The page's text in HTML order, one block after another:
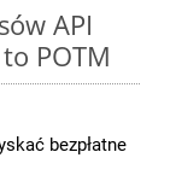
API
POTM
bezpłatne